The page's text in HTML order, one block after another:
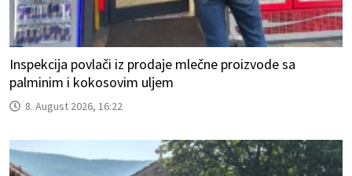
Inspekcija povlači iz prodaje mlečne proizvode sa
palminim i kokosovim uljem
8. August 2026, 16:22